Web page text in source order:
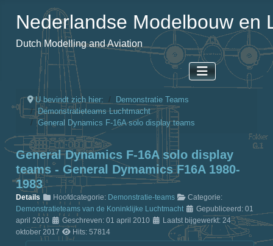
Nederlandse Modelbouw en
Dutch Modelling and Aviation
U bevindt zich hier:
Demonstratie Teams
Demonstratieteams Luchtmacht
General Dynamics F-16A solo display teams
General Dynamics F-16A solo display
teams - General Dymamics F16A 1980-
1983
Details Hoofdcategorie: Demonstratie-teams
Categorie:
Demonstratieteams van de Koninklijke Luchtmacht
Gepubliceerd: 01
april 2010
Geschreven: 01 april 2010
Laatst bijgewerkt: 24
oktober 2017
Hits: 57814